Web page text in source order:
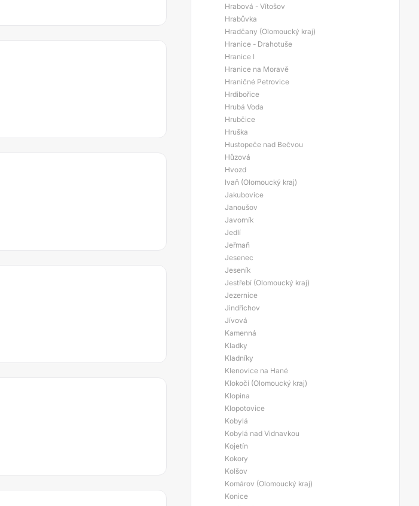
Hrabová - Vítošov
Hrabůvka
Hradčany (Olomoucký kraj)
Hranice - Drahotuše
Hranice I
Hranice na Moravě
Hraničné Petrovice
Hrdibořice
Hrubá Voda
Hrubčice
Hruška
Hustopeče nad Bečvou
Hůzová
Hvozd
Ivaň (Olomoucký kraj)
Jakubovice
Janoušov
Javorník
Jedlí
Jeřmaň
Jesenec
Jeseník
Jestřebí (Olomoucký kraj)
Jezernice
Jindřichov
Jívová
Kamenná
Kladky
Kladníky
Klenovice na Hané
Klokočí (Olomoucký kraj)
Klopina
Klopotovice
Kobylá
Kobylá nad Vidnavkou
Kojetín
Kokory
Kolšov
Komárov (Olomoucký kraj)
Konice